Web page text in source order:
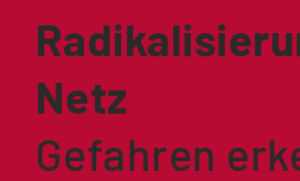
Netz
Gefahren